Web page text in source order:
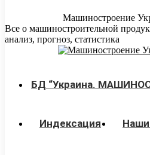
Машиностроение
Все о машиностроительной
анализ, прогноз, статистика
БД “Украина.
Индекcация